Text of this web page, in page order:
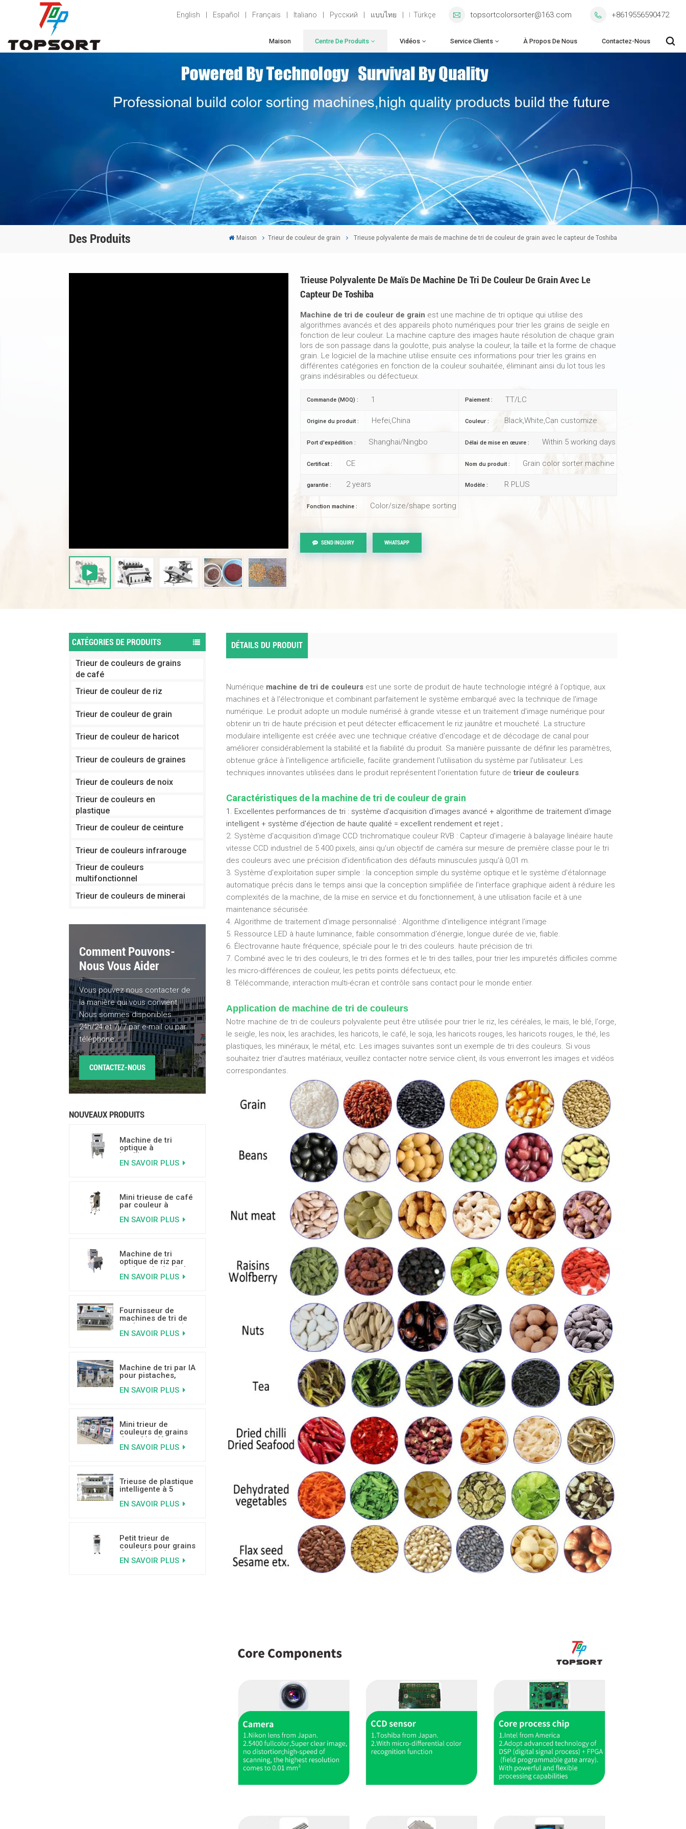
English Español Français Italiano Русский แบบไทย Türkçe topsortcolorsorter@163.com +8619556590472
Maison Centre De Produits Vidéos Service Clients À Propos De Nous Contactez-Nous
Des Produits Maison Trieur de couleur de grain Trieuse polyvalente de maïs de machine de tri de couleur de grain avec le capteur de Toshiba
Trieuse Polyvalente De Maïs De Machine De Tri De Couleur De Grain Avec Le
Capteur De Toshiba
Machine de tri de couleur de grain est une machine de tri optique qui utilise des
algorithmes avancés et des appareils photo numériques pour trier les grains de seigle en
fonction de leur couleur. La machine capture des images haute résolution de chaque grain
lors de son passage dans la goulotte, puis analyse la couleur, la taille et la forme de chaque
grain. Le logiciel de la machine utilise ensuite ces informations pour trier les grains en
différentes catégories en fonction de la couleur souhaitée, éliminant ainsi du lot tous les
grains indésirables ou défectueux.
Commande (MOQ) : 1 Paiement : TT/LC
Origine du produit : Hefei,China Couleur : Black,White,Can customize
Port d'expédition : Shanghai/Ningbo Délai de mise en œuvre : Within 5 working days
Certificat : CE Nom du produit : Grain color sorter machine
garantie : 2 years Modèle : R PLUS
Fonction machine : Color/size/shape sorting
SEND INQUIRY WHATSAPP
CATÉGORIES DE PRODUITS
Trieur de couleurs de grains
de café
Trieur de couleur de riz
Trieur de couleur de grain
Trieur de couleur de haricot
Trieur de couleurs de graines
Trieur de couleurs de noix
Trieur de couleurs en
plastique
Trieur de couleur de ceinture
Trieur de couleurs infrarouge
Trieur de couleurs
multifonctionnel
Trieur de couleurs de minerai
Comment Pouvons-
Nous Vous Aider
Vous pouvez nous contacter de
la manière qui vous convient.
Nous sommes disponibles
24h/24 et 7j/7 par e-mail ou par
téléphone.
CONTACTEZ-NOUS
NOUVEAUX PRODUITS
Machine de tri
optique à
intelligence
artificielle pour noix,
EN SAVOIR PLUS
Mini trieuse de café
par couleur à
artificielle pour trier
EN SAVOIR PLUS
Machine de tri
optique de riz par
couleur dotée de la
technologie
EN SAVOIR PLUS
Fournisseur de
machines de tri de
couleurs pour noix
de coco à haute
EN SAVOIR PLUS
Machine de tri par IA
pour pistaches,
l'apprentissage
EN SAVOIR PLUS
Mini trieur de
couleurs de grains
de café, offre
spéciale, avec de
EN SAVOIR PLUS
Trieuse de plastique
intelligente à 5
EN SAVOIR PLUS
Petit trieur de
couleurs pour grains
de café à prix
abordable
EN SAVOIR PLUS
DÉTAILS DU PRODUIT
Numérique machine de tri de couleursest une sorte de produit de haute technologie intégré à l'optique, aux
machines et à l'électronique et combinant parfaitement le système embarqué avec la technique de l'image
numérique. Le produit adopte un module numérisé à grande vitesse et un traitement d'image numérique pour
obtenir un tri de haute précision et peut détecter efficacement le riz jaunâtre et moucheté. La structure
modulaire intelligente est créée avec une technique créative d'encodage et de décodage de canal pour
améliorer considérablement la stabilité et la fiabilité du produit. Sa manière puissante de définir les paramètres,
obtenue grâce à l'intelligence artificielle, facilite grandement l'utilisation du système par l'utilisateur. Les
techniques innovantes utilisées dans le produit représentent l'orientation future de trieur de couleurs.
Caractéristiques de la machine de tri de couleur de grain
1. Excellentes performances de tri : système d'acquisition d'images avancé + algorithme de traitement d'image
intelligent + système d'éjection de haute qualité = excellent rendement et rejet ;
2. Système d'acquisition d'image CCD trichromatique couleur RVB : Capteur d'imagerie à balayage linéaire haute
vitesse CCD industriel de 5 400 pixels, ainsi qu'un objectif de caméra sur mesure de première classe pour le tri
des couleurs avec une précision d'identification des défauts minuscules jusqu'à 0,01 m.
3. Système d'exploitation super simple : la conception simple du système optique et le système d'étalonnage
automatique précis dans le temps ainsi que la conception simplifiée de l'interface graphique aident à réduire les
complexités de la machine, de la mise en service et du fonctionnement, à une utilisation facile et à une
maintenance sécurisée.
4. Algorithme de traitement d'image personnalisé : Algorithme d'intelligence intégrant l'image
5. Ressource LED à haute luminance, faible consommation d'énergie, longue durée de vie, fiable.
6. Électrovanne haute fréquence, spéciale pour le tri des couleurs. haute précision de tri.
7. Combiné avec le tri des couleurs, le tri des formes et le tri des tailles, pour trier les impuretés difficiles comme
les micro-différences de couleur, les petits points défectueux, etc.
8. Télécommande, interaction multi-écran et contrôle sans contact pour le monde entier.
Application de machine de tri de couleurs
Notre machine de tri de couleurs polyvalente peut être utilisée pour trier le riz, les céréales, le maïs, le blé, l'orge,
le seigle, les noix, les arachides, les haricots, le café, le soja, les haricots rouges, les haricots rouges, le thé, les
plastiques, les minéraux, le métal, etc. Les images suivantes sont un exemple de tri des couleurs. Si vous
souhaitez trier d'autres matériaux, veuillez contacter notre service client, ils vous enverront les images et vidéos
correspondantes.